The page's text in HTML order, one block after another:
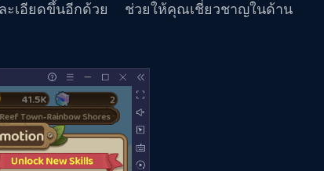
ะเอียดขึ้นอีกด้วย ช่วยให้คุณเชี่ยวชาญในด้าน